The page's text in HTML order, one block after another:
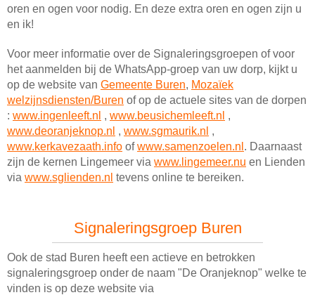
oren en ogen voor nodig. En deze extra oren en ogen zijn u
en ik!
Voor meer informatie over de Signaleringsgroepen of voor
het aanmelden bij de WhatsApp-groep van uw dorp, kijkt u
op de website van Gemeente Buren, Mozaïek
welzijnsdiensten/Buren of op de actuele sites van de dorpen
: www.ingenleeft.nl , www.beusichemleeft.nl ,
www.deoranjeknop.nl , www.sgmaurik.nl ,
www.kerkavezaath.info ofwww.samenzoelen.nl . Daarnaast
zijn de kernen Lingemeer via www.lingemeer.nu en Lienden
via www.sglienden.nl tevens online te bereiken.
Signaleringsgroep Buren
Ook de stad Buren heeft een actieve en betrokken
signaleringsgroep onder de naam "De Oranjeknop" welke te
vinden is op deze website via